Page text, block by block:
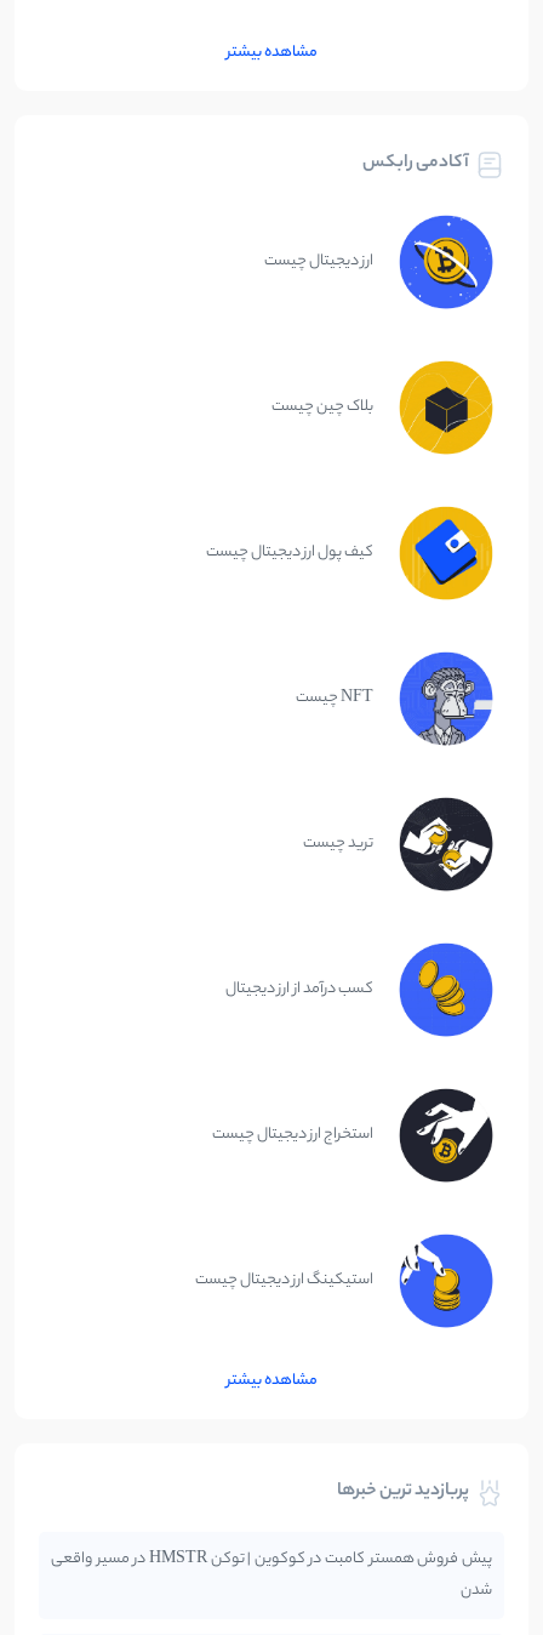
مشاهده بیشتر
آکادمی رابکس
ارز دیجیتال چیست
بلاک چین چیست
کیف پول ارز دیجیتال چیست
NFT چیست
ترید چیست
کسب درآمد از ارز دیجیتال
استخراج ارز دیجیتال چیست
استیکینگ ارز دیجیتال چیست
مشاهده بیشتر
پربازدید ترین خبرها
پیش فروش همستر کامبت در کوکوین | توکن HMSTR در مسیر واقعی
شدن